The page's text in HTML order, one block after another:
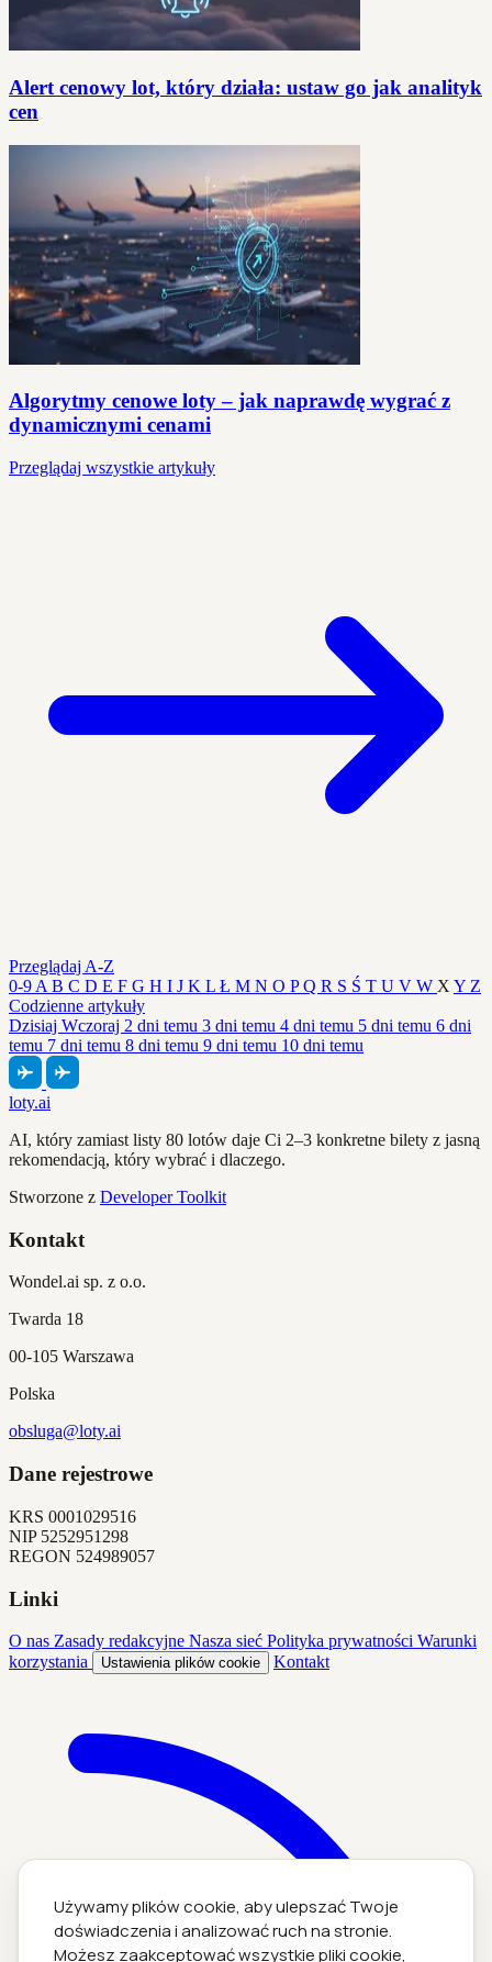
Używamy plików cookie, aby ulepszać Twoje
doświadczenia i analizować ruch na stronie.
Możesz zaakceptować wszystkie pliki cookie,
Alert cenowy lot, który działa: ustaw go jak analityk
cen
Algorytmy cenowe loty – jak naprawdę wygrać z
dynamicznymi cenami
Przeglądaj wszystkie artykuły
Przeglądaj A-Z
0-9 A B C D E F G H I J K L Ł M N O PQ R S Ś T U V W X Y Z
Codzienne artykuły
Dzisiaj Wczoraj 2 dni temu 3 dni temu 4 dni temu 5 dni temu 6 dni
temu 7 dni temu 8 dni temu 9 dni temu 10 dni temu
loty.ai
AI, który zamiast listy 80 lotów daje Ci 2–3 konkretne bilety z jasną
rekomendacją, który wybrać i dlaczego.
Stworzone z Developer Toolkit
Kontakt
Wondel.ai sp. z o.o.
Twarda 18
00-105 Warszawa
Polska
obsluga@loty.ai
Dane rejestrowe
KRS 0001029516
NIP 5252951298
REGON 524989057
Linki
O nas Zasady redakcyjne Nasza sieć Polityka prywatności Warunki
korzystania
Ustawienia plików cookie Kontakt